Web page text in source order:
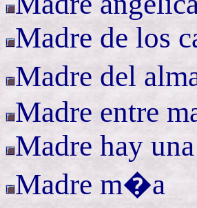
Madre de los
Madre del
Madre entre
Madre hay
Madre m�a